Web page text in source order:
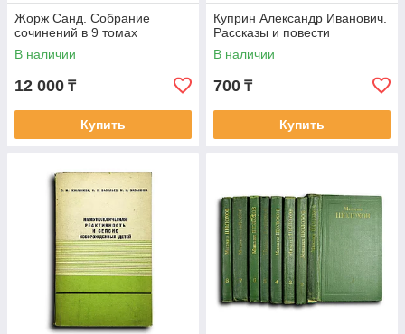
Жорж Санд. Собрание
сочинений в 9 томах
В наличии
12 000 ₸
Купить
Куприн Александр Иванович.
Рассказы и повести
В наличии
700 ₸
Купить